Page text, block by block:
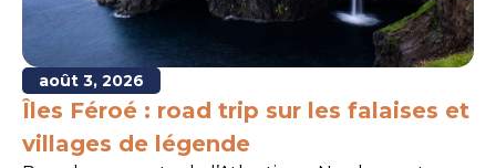
août 3, 2026
Îles Féroé : road trip sur les falaises et
villages de légende